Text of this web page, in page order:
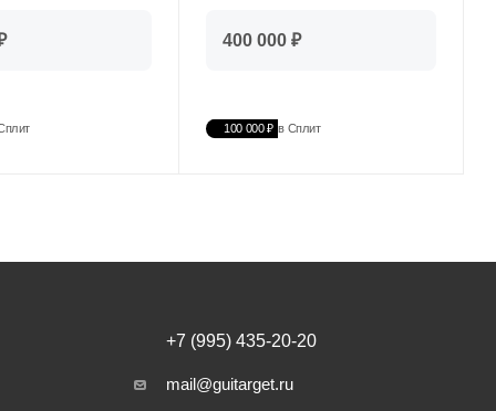
400 000 ₽
100 000 ₽ в Сплит
+7 (995) 435-20-20
mail@guitarget.ru